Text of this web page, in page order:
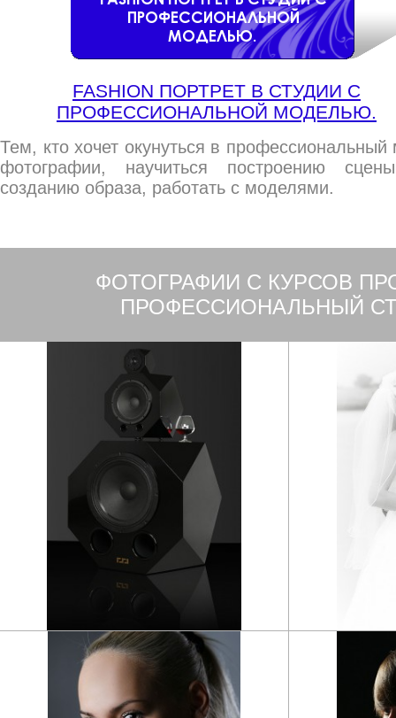
FASHION ПОРТРЕТ В СТУДИИ С
ПРОФЕССИОНАЛЬНОЙ МОДЕЛЬЮ.
Тем, кто хочет окунуться в профессиональный
фотографии, научиться построению
созданию образа, работать с моделями.
ФОТОГРАФИИ С КУРСОВ
ПРОФЕССИОНАЛЬНЫЙ